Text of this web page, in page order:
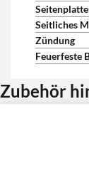
Seitliches
Zündung
Feuerfeste
Zubehör